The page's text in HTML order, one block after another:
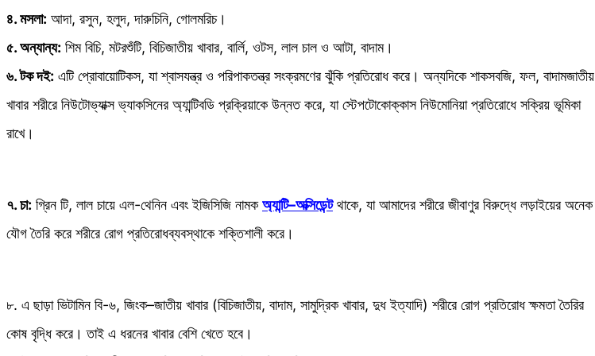
৪. মসলা: আদা, রসুন, হলুদ, দারুচিনি, গোলমরিচ।
৫. অন্যান্য: শিম বিচি, মটরশুঁটি, বিচিজাতীয় খাবার, বার্লি, ওটস, লাল চাল ও আটা, বাদাম।
৬. টক দই: এটি প্রোবায়োটিকস, যা শ্বাসযন্ত্র ও পরিপাকতন্ত্র সংক্রমণের ঝুঁকি প্রতিরোধ করে। অন্যদিকে শাকসবজি, ফল, বাদামজাতীয়
খাবার শরীরে নিউটোভ্যাক্স ভ্যাকসিনের অ্যান্টিবডি প্রক্রিয়াকে উন্নত করে, যা স্টেপটোকোক্কাস নিউমোনিয়া প্রতিরোধে সক্রিয় ভূমিকা
রাখে।
৭. চা: গ্রিন টি, লাল চায়ে এল-থেনিন এবং ইজিসিজি নামকঅ্যান্টি–অক্সিডেন্টথাকে, যা আমাদের শরীরে জীবাণুর বিরুদ্ধে লড়াইয়ের অনেক
যৌগ তৈরি করে শরীরে রোগ প্রতিরোধব্যবস্থাকে শক্তিশালী করে।
৮. এ ছাড়া ভিটামিন বি-৬, জিংক–জাতীয় খাবার (বিচিজাতীয়, বাদাম, সামুদ্রিক খাবার, দুধ ইত্যাদি) শরীরে রোগ প্রতিরোধ ক্ষমতা তৈরির
কোষ বৃদ্ধি করে। তাই এ ধরনের খাবার বেশি খেতে হবে।